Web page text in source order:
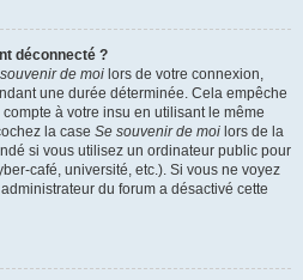
déconnecté ?
de moi lors de votre connexion,
une durée déterminée. Cela empêche
à votre insu en utilisant le même
la case Se souvenir de moi lors de la
si vous utilisez un ordinateur public pour
café, université, etc.). Si vous ne voyez
du forum a désactivé cette